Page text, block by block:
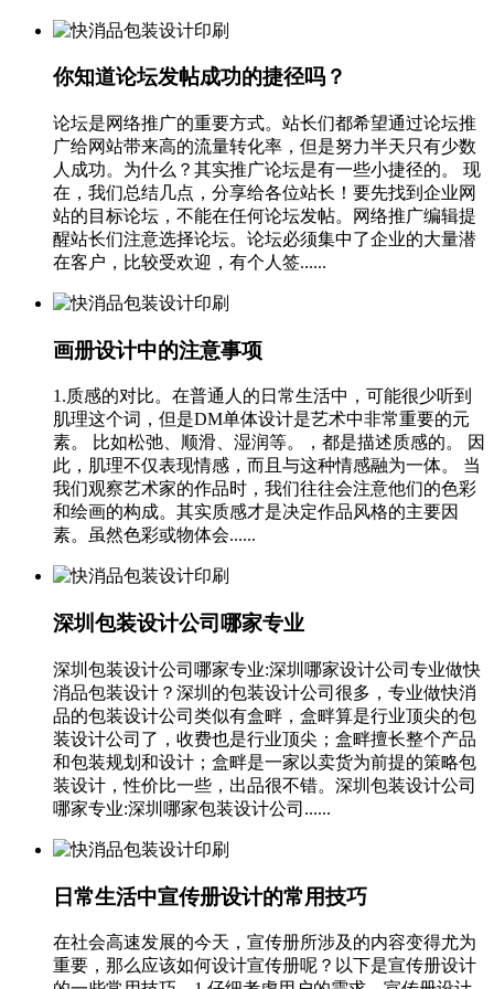
你知道论坛发帖成功的捷径吗？
论坛是网络推广的重要方式。站长们都希望通过论坛推
广给网站带来高的流量转化率，但是努力半天只有少数
人成功。为什么？其实推广论坛是有一些小捷径的。 现
在，我们总结几点，分享给各位站长！要先找到企业网
站的目标论坛，不能在任何论坛发帖。网络推广编辑提
醒站长们注意选择论坛。论坛必须集中了企业的大量潜
在客户，比较受欢迎，有个人签......
画册设计中的注意事项
1.质感的对比。在普通人的日常生活中，可能很少听到
肌理这个词，但是DM单体设计是艺术中非常重要的元
素。 比如松弛、顺滑、湿润等。，都是描述质感的。 因
此，肌理不仅表现情感，而且与这种情感融为一体。 当
我们观察艺术家的作品时，我们往往会注意他们的色彩
和绘画的构成。其实质感才是决定作品风格的主要因
素。虽然色彩或物体会......
深圳包装设计公司哪家专业
深圳包装设计公司哪家专业:深圳哪家设计公司专业做快
消品包装设计？深圳的包装设计公司很多，专业做快消
品的包装设计公司类似有盒畔，盒畔算是行业顶尖的包
装设计公司了，收费也是行业顶尖；盒畔擅长整个产品
和包装规划和设计；盒畔是一家以卖货为前提的策略包
装设计，性价比一些，出品很不错。深圳包装设计公司
哪家专业:深圳哪家包装设计公司......
日常生活中宣传册设计的常用技巧
在社会高速发展的今天，宣传册所涉及的内容变得尤为
重要，那么应该如何设计宣传册呢？以下是宣传册设计